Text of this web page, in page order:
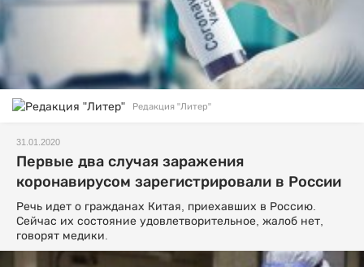
Редакция "Литер"
31.01.2020
Первые два случая заражения
коронавирусом зарегистрировали в России
Речь идет о гражданах Китая, приехавших в Россию.
Сейчас их состояние удовлетворительное, жалоб нет,
говорят медики.